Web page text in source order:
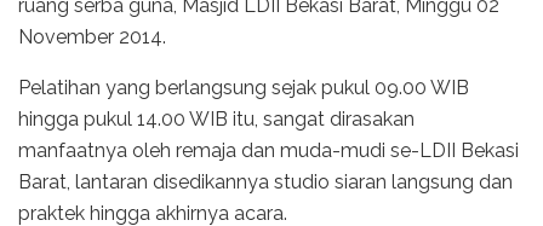
ruang serba guna, Masjid LDII Bekasi Barat, Minggu 02
November 2014.
Pelatihan yang berlangsung sejak pukul 09.00 WIB
hingga pukul 14.00 WIB itu, sangat dirasakan
manfaatnya oleh remaja dan muda-mudi se-LDII Bekasi
Barat, lantaran disedikannya studio siaran langsung dan
praktek hingga akhirnya acara.